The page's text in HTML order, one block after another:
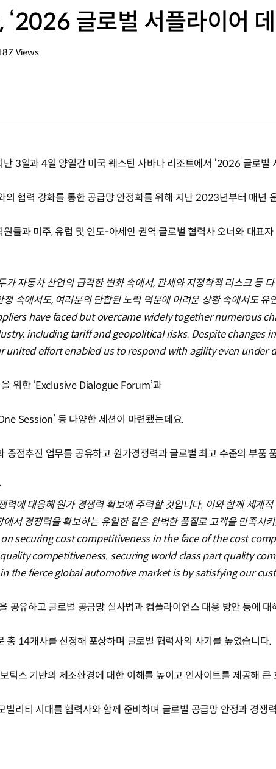
글로벌 서플라이어 데
Views
3일과 4일 양일간 미국 웨스틴 사바나 리조트에서 ‘2026 글로벌
의 협력 강화를 통한 공급망 안정화를 위해 지난 2023년부터 매년
들과 미주, 유럽 및 인도-아세안 권역 글로벌 협력사 오너와 대표
가 자동차 산업의 급격한 변화 속에서, 관세와 지정학적 리스크 등
속에서도, 여러분의 단합된 노력 덕분에 어려운 상황 속에서도 유
have faced but overcame widely together numerous
including tariff and geopolitical risks. Despite changes
united effort enabled us to respond with agility even under
위한 ‘Exclusive Dialogue Forum’과
Session’ 등 다양한 세션이 마련됐는데요.
점추진 업무를 공유하고 원가경쟁력과 글로벌 최고 수준의 부품
력에 대응해 원가 경쟁력 확보에 주력할 것입니다. 이와 함께 세계
서 경쟁력을 확보하는 유일한 길은 완벽한 품질로 고객을 만족시
securing cost competitiveness in the face of the cost
competitiveness. securing world class part quality
the fierce global automotive market is by satisfying our
공유하고 글로벌 공급망 실사법과 컴플라이언스 대응 방안 등에
총 14개사를 선정해 포상하며 글로벌 협력사의 사기를 높였습니다.
틱스 기반의 제조환경에 대한 이해를 높이고 인사이트를 제공해 큰
빌리티 시대를 협력사와 함께 준비하며 글로벌 공급망 안정과 경쟁